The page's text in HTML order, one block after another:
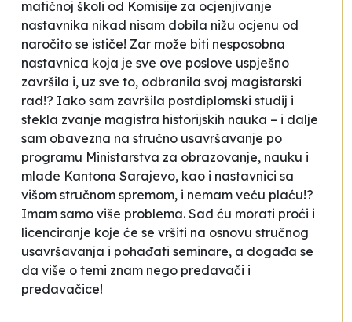
matičnoj školi od Komisije za ocjenjivanje
nastavnika nikad nisam dobila nižu ocjenu od
naročito se ističe! Zar može biti nesposobna
nastavnica koja je sve ove poslove uspješno
završila i, uz sve to, odbranila svoj magistarski
rad!? Iako sam završila postdiplomski studij i
stekla zvanje magistra historijskih nauka – i dalje
sam obavezna na stručno usavršavanje po
programu Ministarstva za obrazovanje, nauku i
mlade Kantona Sarajevo, kao i nastavnici sa
višom stručnom spremom, i nemam veću plaću!?
Imam samo više problema. Sad ću morati proći i
licenciranje koje će se vršiti na osnovu stručnog
usavršavanja i pohađati seminare, a događa se
da više o temi znam nego predavači i
predavačice!